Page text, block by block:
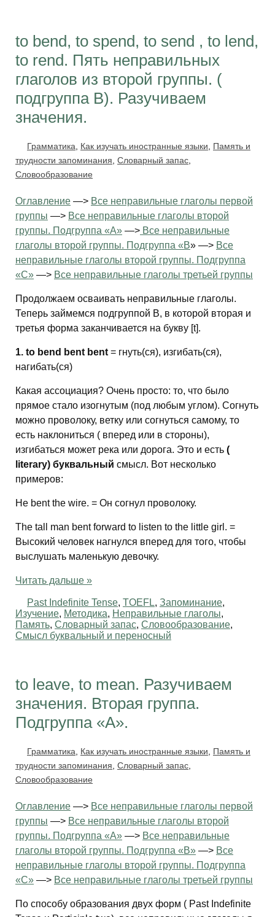
to bend, to spend, to send , to lend,
to rend. Пять неправильных
глаголов из второй группы. (
подгруппа В). Разучиваем
значения.
Грамматика Как изучать иностранные языки
Память и
трудности запоминания Словарный запас
Словообразование
Оглавление —> Все неправильные глаголы первой
группы —> Все неправильные глаголы второй
группы. Подгруппа «A» —> Все неправильные
глаголы второй группы. Подгруппа «B» —> Все
неправильные глаголы второй группы. Подгруппа
«C» —> Все неправильные глаголы третьей группы
Продолжаем осваивать неправильные глаголы.
Теперь займемся подгруппой В, в которой вторая и
третья форма заканчивается на букву [t].
1. to bend bent bent = гнуть(ся), изгибать(ся),
нагибать(ся)
Какая ассоциация? Очень просто: то, что было
прямое стало изогнутым (под любым углом). Согнуть
можно проволоку, ветку или согнуться самому, то
есть наклониться ( вперед или в стороны),
изгибаться может река или дорога. Это и есть (
literary) буквальный смысл. Вот несколько
примеров:
He bent the wire. = Он согнул проволоку.
The tall man bent forward to listen to the little girl. =
Высокий человек нагнулся вперед для того, чтобы
выслушать маленькую девочку.
Читать дальше »
Past Indefinite Tense, TOEFL, Запоминание,
Изучение, Методика, Неправильные глаголы,
Память, Словарный запас, Словообразование,
Смысл буквальный и переносный
to leave, to mean. Разучиваем
значения. Вторая группа.
Подгруппа «А».
Грамматика Как изучать иностранные языки
Память и
трудности запоминания Словарный запас
Словообразование
Оглавление —> Все неправильные глаголы первой
группы —> Все неправильные глаголы второй
группы. Подгруппа «А» —> Все неправильные
глаголы второй группы. Подгруппа «В» —> Все
неправильные глаголы второй группы. Подгруппа
«С» —> Все неправильные глаголы третьей группы
По способу образования двух форм ( Past Indefinite